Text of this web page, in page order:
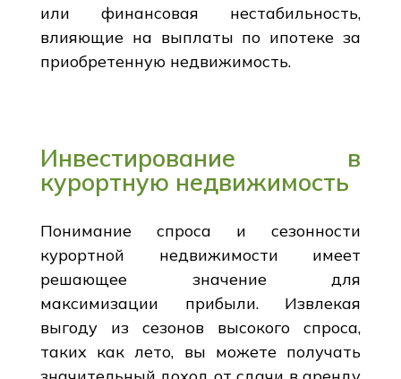
или финансовая нестабильность,
влияющие на выплаты по ипотеке за
приобретенную недвижимость.
Инвестирование в
курортную недвижимость
Понимание спроса и сезонности
курортной недвижимости имеет
решающее значение для
максимизации прибыли. Извлекая
выгоду из сезонов высокого спроса,
таких как лето, вы можете получать